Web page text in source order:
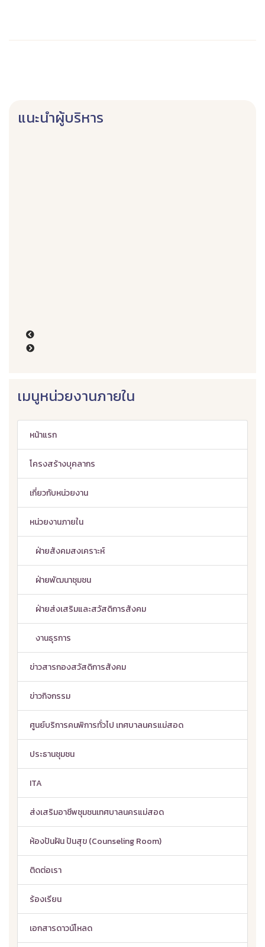
แนะนำผู้บริหาร
เมนูหน่วยงานภายใน
หน้าแรก
โครงสร้างบุคลากร
เกี่ยวกับหน่วยงาน
หน่วยงานภายใน
ฝ่ายสังคมสงเคราะห์
ฝ่ายพัฒนาชุมชน
ฝ่ายส่งเสริมและสวัสดิการสังคม
งานธุรการ
ข่าวสารกองสวัสดิการสังคม
ข่าวกิจกรรม
ศูนย์บริการคนพิการทั่วไป เทศบาลนครแม่สอด
ประธานชุมชน
ITA
ส่งเสริมอาชีพชุมชนเทศบาลนครแม่สอด
ห้องปันฝัน ปันสุข (Counseling Room)
ติดต่อเรา
ร้องเรียน
เอกสารดาวน์โหลด